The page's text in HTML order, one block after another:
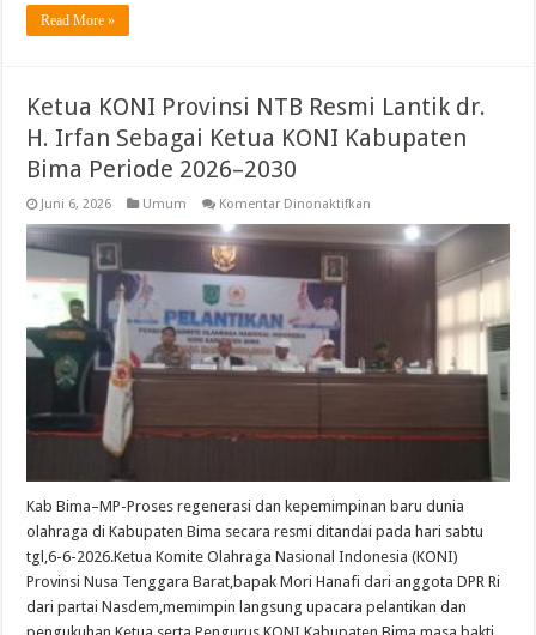
Read More »
Ketua KONI Provinsi NTB Resmi Lantik dr.
H. Irfan Sebagai Ketua KONI Kabupaten
Bima Periode 2026–2030
Juni 6, 2026 Umum Komentar Dinonaktifkan
Provinsi
NTB
Irfan
Sebagai
Ketua
Periode
Kab Bima–MP-Proses regenerasi dan kepemimpinan baru dunia
olahraga di Kabupaten Bima secara resmi ditandai pada hari sabtu
tgl,6-6-2026.Ketua Komite Olahraga Nasional Indonesia (KONI)
Provinsi Nusa Tenggara Barat,bapak Mori Hanafi dari anggota DPR Ri
dari partai Nasdem,memimpin langsung upacara pelantikan dan